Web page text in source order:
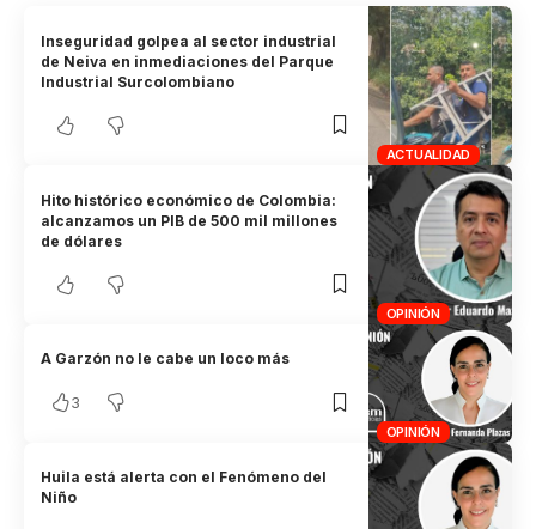
ACTUALIDAD
Inseguridad golpea al sector industrial
de Neiva en inmediaciones del Parque
Industrial Surcolombiano
OPINIÓN
Hito histórico económico de Colombia:
alcanzamos un PIB de 500 mil millones
de dólares
OPINIÓN
A Garzón no le cabe un loco más
3
Huila está alerta con el Fenómeno del
Niño